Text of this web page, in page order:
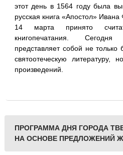
этот день в 1564 году была
русская книга «Апостол»
14 марта принято
книгопечатания.
представляет собой не только
святоотеческую литературу,
произведений.
ПРОГРАММА ДНЯ ГОРОДА
НА ОСНОВЕ ПРЕДЛОЖЕНИЙ